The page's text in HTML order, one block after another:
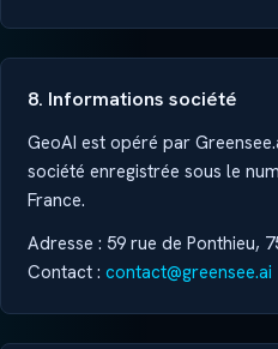
8. Informations société
GeoAI est opéré par
société enregistrée sous le
France.
Adresse : 59 rue de Ponthieu,
Contact : contact@greensee.ai